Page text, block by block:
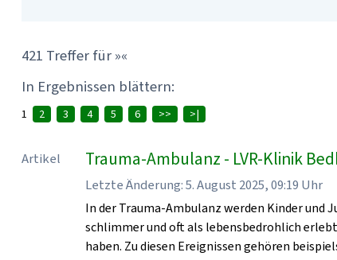
421 Treffer für »«
In Ergebnissen blättern:
1 2 3 4 5 6 >> >|
Artikel Trauma-Ambulanz - LVR-Klinik
Letzte Änderung: 5. August 2025, 09:19 Uhr
In der Trauma-Ambulanz werden Kinder und
schlimmer und oft als lebensbedrohlich
haben. Zu diesen Ereignissen gehören